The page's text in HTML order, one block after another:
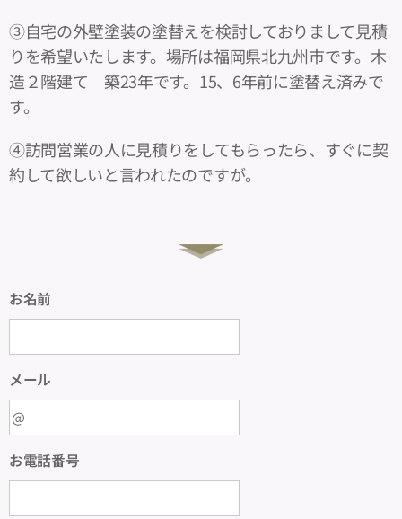
③自宅の外壁塗装の塗替えを検討しておりまして見積
りを希望いたします。場所は福岡県北九州市です。木
造２階建て 築23年です。15、6年前に塗替え済みで
す。
④訪問営業の人に見積りをしてもらったら、すぐに契
約して欲しいと言われたのですが。
お名前
メール
お電話番号